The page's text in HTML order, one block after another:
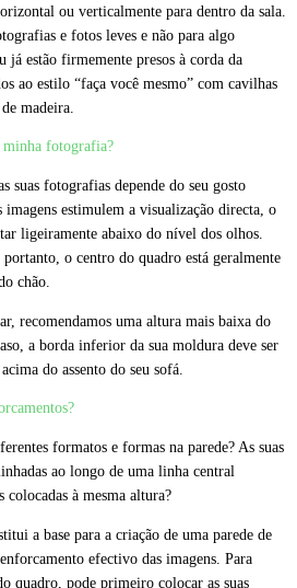
ou verticalmente para dentro da sala.
e fotos leves e não para algo
já estão firmemente presos à corda da
ao estilo “faça você mesmo” com cavilhas
madeira.
minha fotografia?
suas fotografias depende do seu gosto
imagens estimulem a visualização directa, o
ligeiramente abaixo do nível dos olhos.
o centro do quadro está geralmente
chão.
recomendamos uma altura mais baixa do
a borda inferior da sua moldura deve ser
do assento do seu sofá.
formatos e formas na parede? As suas
ao longo de uma linha central
à mesma altura?
a base para a criação de uma parede de
efectivo das imagens. Para
quadro, pode primeiro colocar as suas